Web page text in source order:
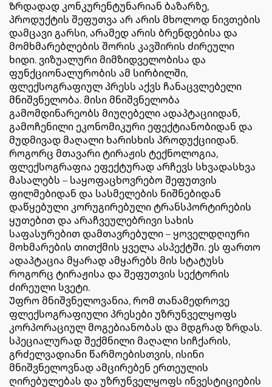
Ზრდადად კონკურენტუნარიან ბაზარზე,
პროდუქტის შეფუთვა არ არის მხოლოდ ნივთების
დამცავი გარსი, არამედ არის ბრენდებისა და
მომხმარებლების შორის კავშირის ძირეული
ხიდი. ვიზუალური მიმზიდველობისა და
ფუნქციონალურობის ამ სირბილში,
ფლექსოგრაფიულ პრესს აქვს ჩანაცვლებელი
მნიშვნელობა. მისი მნიშვნელობა
გამომდინარეობს მიუღებელი ადაპტაციიდან,
გამოჩენილი ეკონომიკური ეფექტიანობიდან და
მუდმივად მაღალი ხარისხის პროდუქციიდან.
როგორც მთავარი ტირაჟის ტექნოლოგია,
ფლექსოგრაფია ეფექტურად არჩევს სხვადასხვა
მასალებს – საყოფაცხოვრებო შეფუთვის
ფილმებიდან და სასმელების ნიშნებიდან
დაწყებული კორუგირებული ტრანსპორტირების
ყუთებით და არაჩვეულებრივი სახის
საფასურებით დამთავრებული – ყოველდღიური
მოხმარების თითქმის ყველა ასპექტში. ეს ფართო
ადაპტაცია მყარად ამყარებს მის სტატუსს
როგორც ტირაჟისა და შეფუთვის სექტორის
ძირეული სვეტი.
Უფრო მნიშვნელოვანია, რომ თანამედროვე
ფლექსოგრაფიული პრესები უზრუნველყოფს
კორპორაციულ მოგებიანობას და მდგრად ზრდას.
სპეციალურად შექმნილი მაღალი სიჩქარის,
გრძელვადიანი წარმოებისთვის, ისინი
მნიშვნელოვნად ამცირებენ ერთეულის
ღირებულებას და უზრუნველყოფს ინვესტიციების